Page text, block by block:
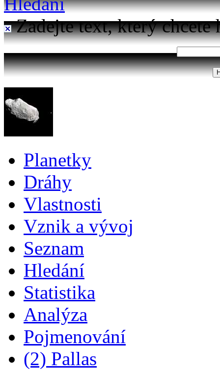
Zadejte text, který chcete
Planetky
Dráhy
Vlastnosti
Vznik a vývoj
Seznam
Hledání
Statistika
Analýza
Pojmenování
(2) Pallas